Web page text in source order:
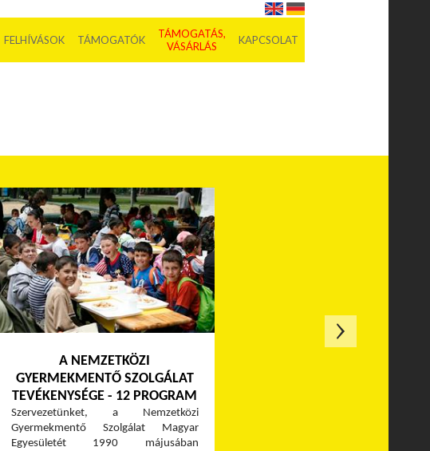
FELHÍVÁSOK TÁMOGATÓK
TÁMOGATÁS,
VÁSÁRLÁS
KAPCSOLAT
A NEMZETKÖZI
GYERMEKMENTŐ SZOLGÁLAT
TEVÉKENYSÉGE - 12 PROGRAM
Szervezetünket, a Nemzetközi
Gyermekmentő Szolgálat Magyar
Egyesületét 1990 májusában